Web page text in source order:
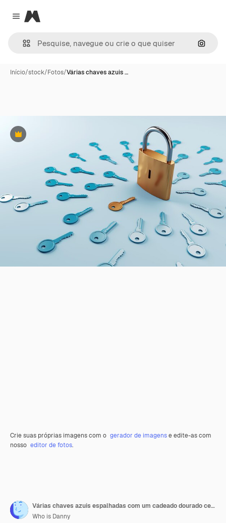
Close menu
Magnific
Início/stock/Fotos/Várias chaves azuis …
Premium
Crie suas próprias imagens com o gerador de imagense edite-as com
nosso editor de fotos.
Várias chaves azuis espalhadas com um cadeado dourado central em um fundo azul simbolizando segurança ou conceito de acesso 3D Rendering
Who is Danny